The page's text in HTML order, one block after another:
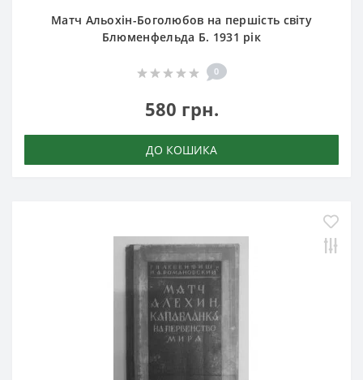
Матч Альохін-Боголюбов на першість світу
Блюменфельда Б. 1931 рік
0
580 грн.
ДО КОШИКА